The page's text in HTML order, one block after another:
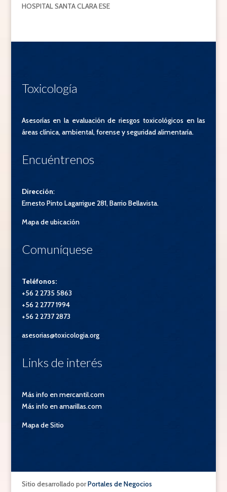
HOSPITAL SANTA CLARA ESE
Toxicología
Asesorías en la evaluación de riesgos toxicológicos en las
áreas clínica, ambiental, forense y seguridad alimentaría.
Encuéntrenos
Dirección:
Ernesto Pinto Lagarrigue 281, Barrio Bellavista.
Mapa de ubicación
Comuníquese
Teléfonos:
+56 2 2735 5863
+56 2 2777 1994
+56 2 2737 2873
asesorias@toxicologia.org
Links de interés
Más info en mercantil.com
Más info en amarillas.com
Mapa de Sitio
Sitio desarrollado porPortales de Negocios